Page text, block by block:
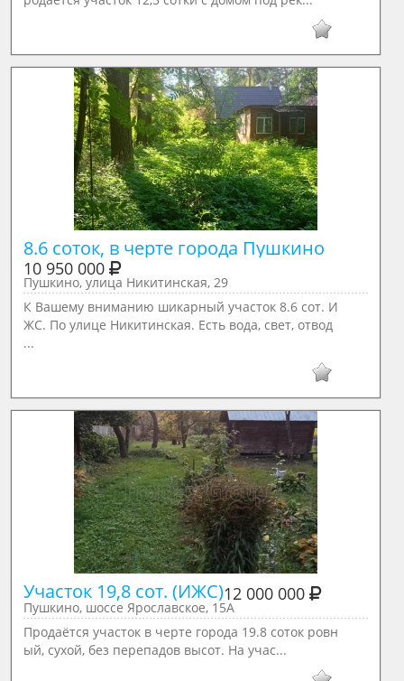
8.6 соток, в черте города Пушкино
10 950 000
Пушкино, улица Никитинская, 29
К Вашему вниманию шикарный участок 8.6 сот. И
ЖС. По улице Никитинская. Есть вода, свет, отвод
...
Участок 19,8 сот. (ИЖС)12 000 000
Пушкино, шоссе Ярославское, 15А
Продаётся участок в черте города 19.8 соток ровн
ый, сухой, без перепадов высот. На учас...